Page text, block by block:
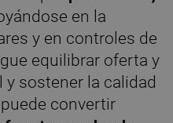
en la
y en controles de
equilibrar oferta y
y sostener la calidad
convertir